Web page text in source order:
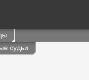
судьи